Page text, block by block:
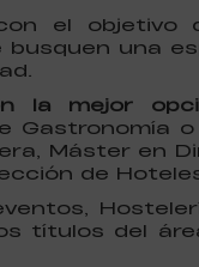
el objetivo
busquen una
la mejor
Gastronomía
Máster en
de
títulos del